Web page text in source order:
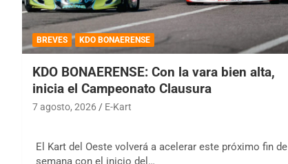
BREVES KDO BONAERENSE
KDO BONAERENSE: Con la vara bien alta,
inicia el Campeonato Clausura
7 agosto, 2026 E-Kart
El Kart del Oeste volverá a acelerar este próximo fin de
semana con el inicio del…